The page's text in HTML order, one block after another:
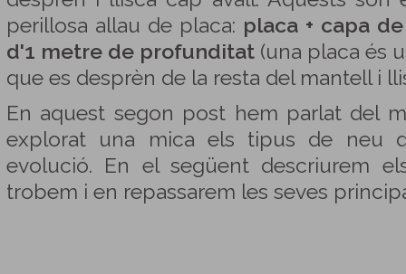
perillosa allau de placa: placa + capa
d'1 metre de profunditat (una placa és
que es desprèn de la resta del mantell i
En aquest segon post hem parlat del
explorat una mica els tipus de neu
evolució. En el següent descriurem
trobem i en repassarem les seves